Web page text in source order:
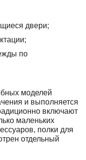
двери;
по
моделей
и выполняется
включают
маленьких
полки для
отдельный